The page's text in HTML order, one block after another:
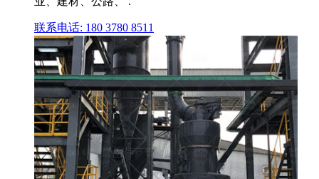
联系电话: 180 3780 8511